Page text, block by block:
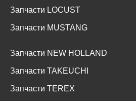
Запчасти LOCUST
Запчасти MUSTANG
Запчасти NEW HOLLAND
Запчасти TAKEUCHI
Запчасти TEREX